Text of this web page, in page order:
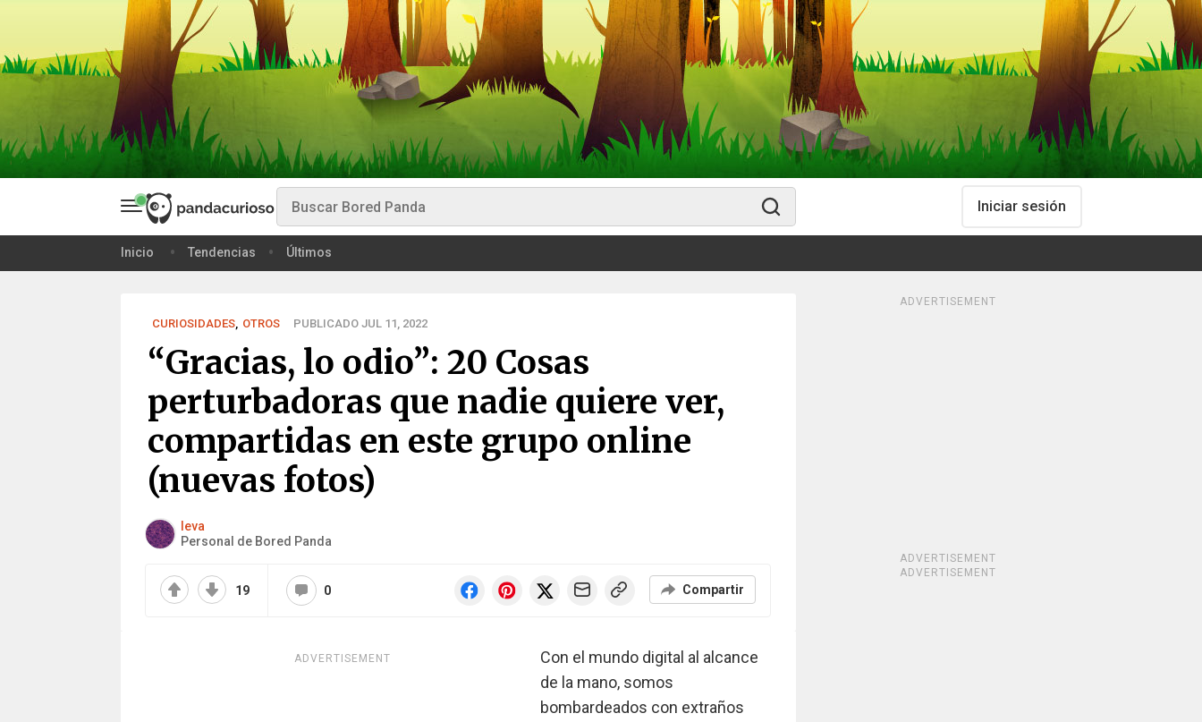
Iniciar sesión
Inicio Tendencias Últimos
CURIOSIDADES, OTROS PUBLICADO JUL 11, 2022
“Gracias, lo odio”: 20 Cosas
perturbadoras que nadie quiere ver,
compartidas en este grupo online
(nuevas fotos)
Ieva
Personal de Bored Panda
19 0 Compartir
ADVERTISEMENT
Con el mundo digital al alcance
de la mano, somos
bombardeados con extraños
ADVERTISEMENT
ADVERTISEMENT
ADVERTISEMENT